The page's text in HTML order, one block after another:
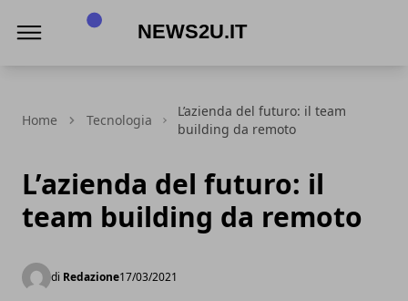
Home Tecnologia
L’azienda del futuro: il team
building da remoto
L’azienda del futuro: il
team building da remoto
di Redazione17/03/2021